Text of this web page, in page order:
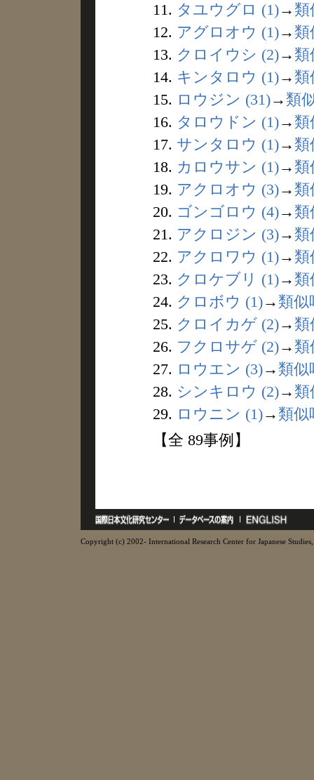
11. タユウグロ (1)→ 類
12. アグロオウ (1)→ 類
13. クロイウシ (2)→ 類
14. キンタロウ (1)→ 類
15. ロウジン (31)→ 類
16. タロウドン (1)→ 類
17. サンタロウ (1)→ 類
18. カロウサン (1)→ 類
19. アクロオウ (3)→ 類
20. ゴンゴロウ (4)→ 類
21. アクロジン (3)→ 類
22. アクロワウ (1)→ 類
23. クロケブリ (1)→ 類
24. クロボウ (1)→ 類似
25. クロイカゲ (2)→ 類
26. フクロサゲ (2)→ 類
27. ロウエン (3)→ 類似
28. シンキロウ (2)→ 類
29. ロウニン (1)→ 類似
【全 89事例】
Copyright (c) 2002- International Research Center for Japanese